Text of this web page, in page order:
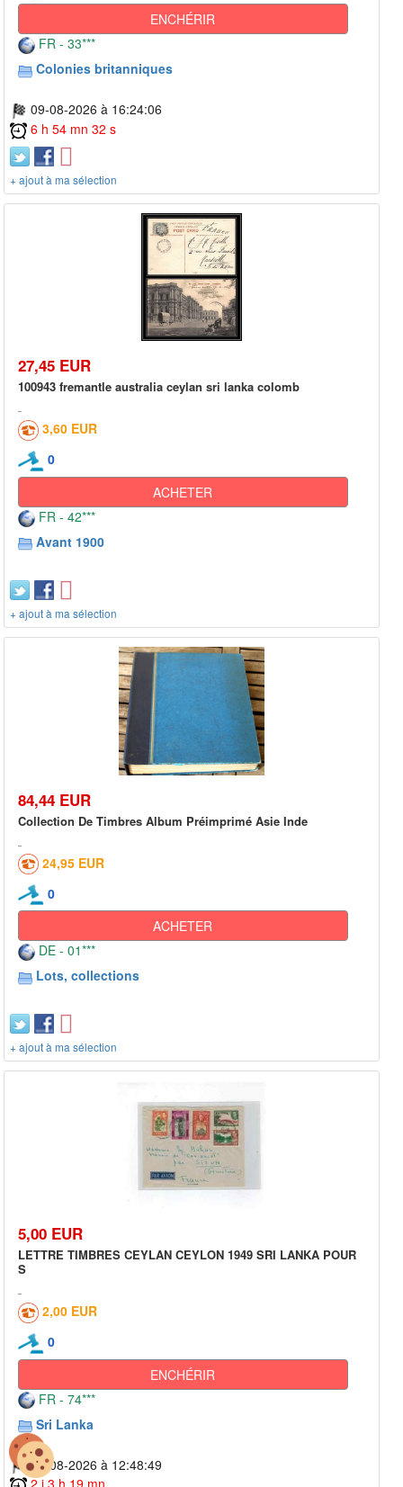
ENCHÉRIR
FR - 33***
Colonies britanniques
09-08-2026 à 16:24:06
6 h 54 mn 32 s
+ ajout à ma sélection
27,45 EUR
100943 fremantle australia ceylan sri lanka colomb
3,60 EUR
0
ACHETER
FR - 42***
Avant 1900
+ ajout à ma sélection
84,44 EUR
Collection De Timbres Album Préimprimé Asie Inde
24,95 EUR
0
ACHETER
DE - 01***
Lots, collections
+ ajout à ma sélection
5,00 EUR
LETTRE TIMBRES CEYLAN CEYLON 1949 SRI LANKA POUR
S
2,00 EUR
0
ENCHÉRIR
FR - 74***
Sri Lanka
11-08-2026 à 12:48:49